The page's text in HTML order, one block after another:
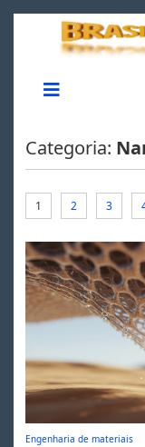
Categoria:
1 2 3
Engenharia de materiais